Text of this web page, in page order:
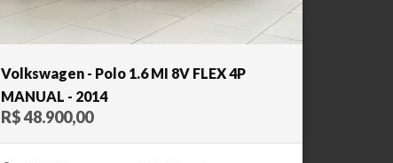
Volkswagen - Polo 1.6 MI 8V FLEX 4P
MANUAL - 2014
R$ 48.900,00